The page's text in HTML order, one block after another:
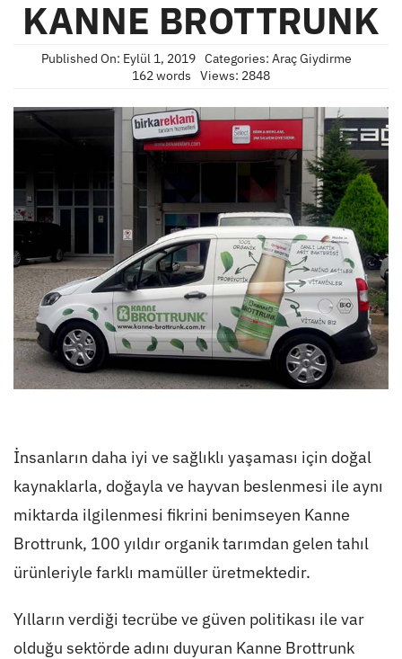
KANNE BROTTRUNK
Published On: Eylül 1, 2019 Categories: Araç Giydirme
162 words
Views: 2848
İnsanların daha iyi ve sağlıklı yaşaması için doğal
kaynaklarla, doğayla ve hayvan beslenmesi ile aynı
miktarda ilgilenmesi fikrini benimseyen Kanne
Brottrunk, 100 yıldır organik tarımdan gelen tahıl
ürünleriyle farklı mamüller üretmektedir.
Yılların verdiği tecrübe ve güven politikası ile var
olduğu sektörde adını duyuran Kanne Brottrunk